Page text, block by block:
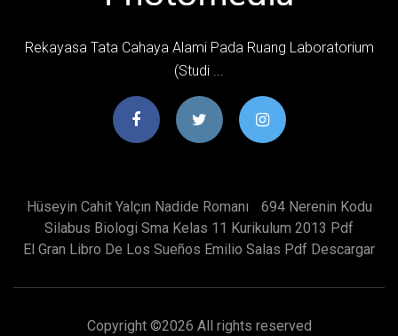
Rekayasa Tata Cahaya Alami Pada Ruang Laboratorium
(Studi ...
Hüseyin Cahit Yalçın Nadide Romanı
694 Nerenin Kodu
Silabus Biologi Sma Kelas 11 Kurikulum 2013 Pdf
El Gran Libro De Los Sueños Emilio Salas Pdf Descargar
Copyright ©2026 All rights reserved